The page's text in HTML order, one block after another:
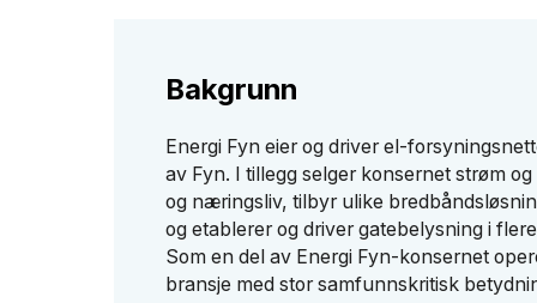
Bakgrunn
Energi Fyn eier og driver el-
av Fyn. I tillegg selger konsernet strøm
og næringsliv, tilbyr ulike
og etablerer og driver gatebelysning i
Som en del av Energi Fyn-konsernet
bransje med stor samfunnskritisk